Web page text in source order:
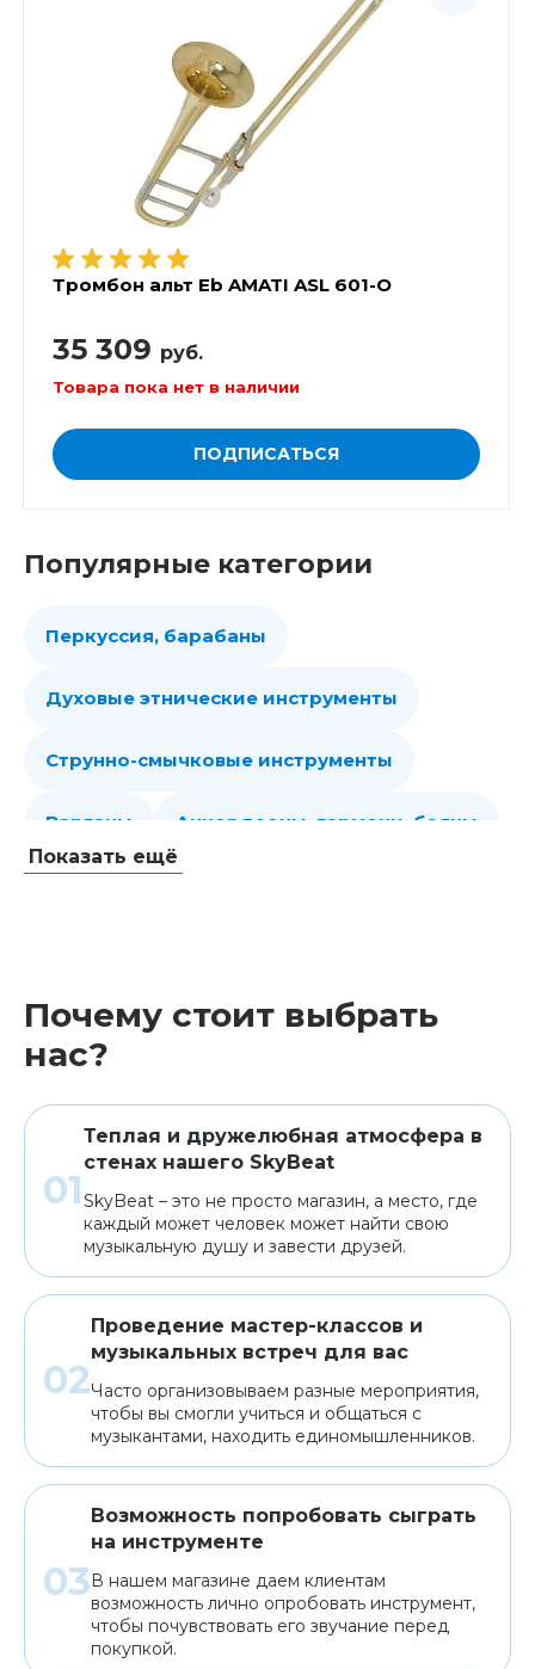
Тромбон альт Eb AMATI ASL 601-O
35 309 руб.
Товара пока нет в наличии
ПОДПИСАТЬСЯ
Популярные категории
Перкуссия, барабаны
Духовые этнические инструменты
Струнно-смычковые инструменты
Варганы Аккордеоны, гармони, баяны
Клавишные Сувениры, подарки
Аренда
Показать ещё
Почему стоит выбрать
нас?
Теплая и дружелюбная атмосфера в
стенах нашего SkyBeat
SkyBeat – это не просто магазин, а место, где
каждый может человек может найти свою
музыкальную душу и завести друзей.
Проведение мастер-классов и
музыкальных встреч для вас
Часто организовываем разные мероприятия,
чтобы вы смогли учиться и общаться с
музыкантами, находить единомышленников.
Возможность попробовать сыграть
на инструменте
В нашем магазине даем клиентам
возможность лично опробовать инструмент,
чтобы почувствовать его звучание перед
покупкой.